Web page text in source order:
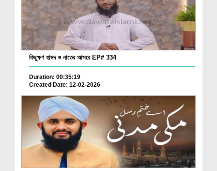
কিছুক্ষণ হামদ ও নাতের আসরে EP# 334
Duration: 00:35:19
Created Date: 12-02-2026